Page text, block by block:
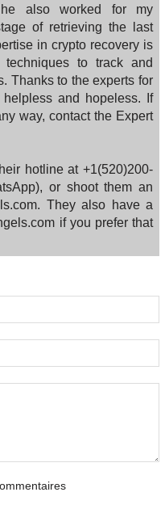
also worked for my
of retrieving the last
in crypto recovery is
techniques to track and
Thanks to the experts for
and hopeless. If
way, contact the Expert
hotline at +1(520)200-
or shoot them an
They also have a
if you prefer that